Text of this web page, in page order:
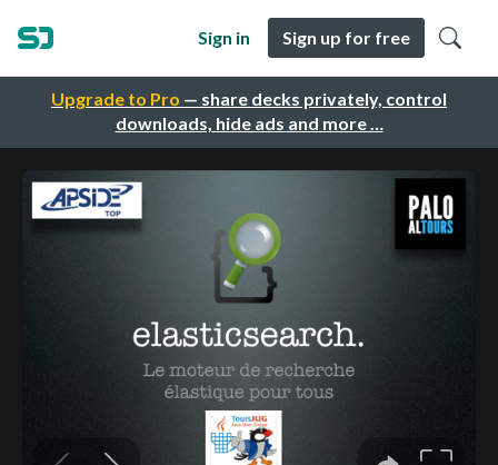
Upgrade to Pro — share decks privately, control
downloads, hide ads and more …
Sign in Sign up for free